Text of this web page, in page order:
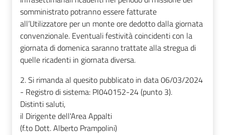
somministrato potranno essere fatturate
all’Utilizzatore per un monte ore dedotto dalla giornata
convenzionale. Eventuali festività coincidenti con la
giornata di domenica saranno trattate alla stregua di
quelle ricadenti in giornata diversa.
2. Si rimanda al quesito pubblicato in data 06/03/2024
- Registro di sistema: PI040152-24 (punto 3).
Distinti saluti,
il Dirigente dell'Area Appalti
(f.to Dott. Alberto Prampolini)